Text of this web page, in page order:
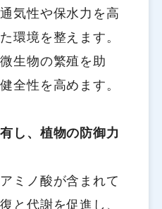
気性や保水力を高
環境を整えます。
生物の繁殖を助
全性を高めます。
し、植物の防御力
ミノ酸が含まれて
と代謝を促進し、